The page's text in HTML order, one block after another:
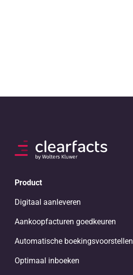
Product
Digitaal aanleveren
Aankoopfacturen goedkeuren
Automatische boekingsvoorstellen
Optimaal inboeken